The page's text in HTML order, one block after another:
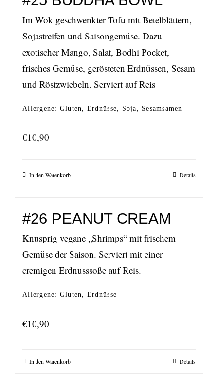
Im Wok geschwenkter Tofu mit Betelblättern,
Sojastreifen und Saisongemüse. Dazu
exotischer Mango, Salat, Bodhi Pocket,
frisches Gemüse, gerösteten Erdnüssen, Sesam
und Röstzwiebeln. Serviert auf Reis
Allergene: Gluten, Erdnüsse, Soja, Sesamsamen
€10,90
In den Warenkorb Details
#26 PEANUT CREAM
Knusprig vegane „Shrimps“ mit frischem
Gemüse der Saison. Serviert mit einer
cremigen Erdnusssoße auf Reis.
Allergene: Gluten, Erdnüsse
€10,90
In den Warenkorb Details